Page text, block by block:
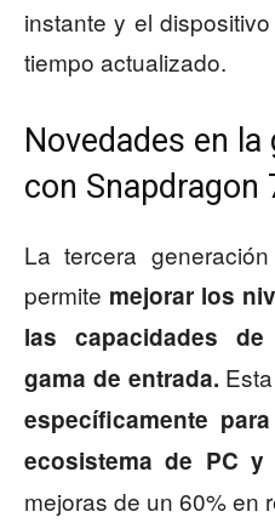
instante y el
tiempo actualizado.
Novedades en
con Snapdragon
La tercera
permite mejorar los
las capacidades
gama de entrada.
específicamente
ecosistema de PC y
mejoras de un 60% en